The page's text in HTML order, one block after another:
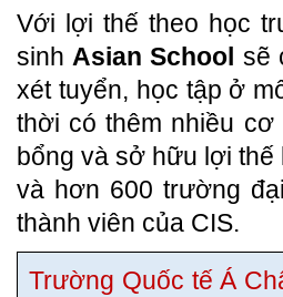
Với lợi thế theo học
sinhAsian School sẽ
xét tuyển, học tập ở
thời có thêm nhiều
bổng và sở hữu lợi
và hơn 600 trường
thành viên của CIS.
Trường Quốc tế Á